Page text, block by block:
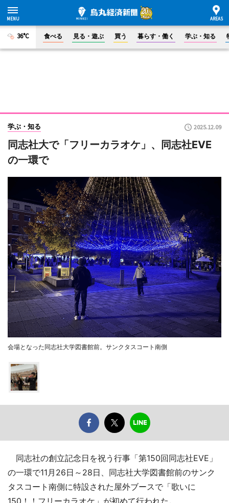
36°C 食べる 見る・遊ぶ 買う 暮らす・働く 学ぶ・知る
学ぶ・知る 2025.12.09
同志社大で「フリーカラオケ」、同志社EVE
の一環で
会場となった同志社大学図書館前。サンクタスコート南側
同志社の創立記念日を祝う行事「第150回同志社EVE」
の一環で11月26日～28日、同志社大学図書館前のサンク
タスコート南側に特設された屋外ブースで「歌いに
150！！フリーカラオケ」が初めて行われた。